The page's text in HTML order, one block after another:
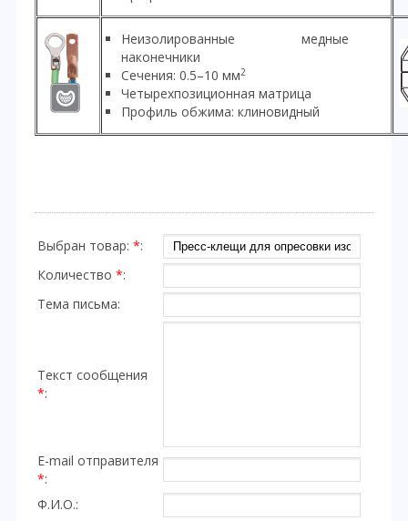
Неизолированные медные
наконечники
Сечения: 0.5–10 мм2
Четырехпозиционная матрица
Профиль обжима: клиновидный
Выбран товар: *:
Количество *:
Тема письма:
Текст сообщения
*:
E-mail отправителя
*:
Ф.И.О.: